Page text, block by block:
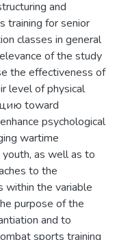
and
training for senior
classes in general
of the study
the effectiveness of
level of physical
toward
psychological
wartime
as well as to
to the
within the variable
purpose of the
and to
sports training